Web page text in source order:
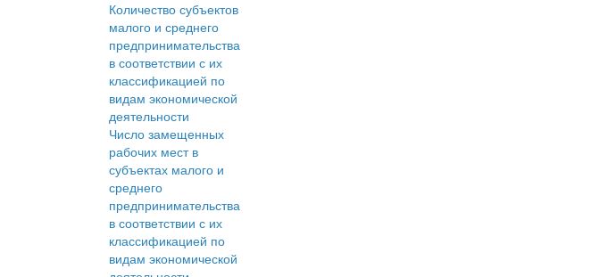
Количество субъектов
малого и среднего
предпринимательства
в соответствии с их
классификацией по
видам экономической
деятельности
Число замещенных
рабочих мест в
субъектах малого и
среднего
предпринимательства
в соответствии с их
классификацией по
видам экономической